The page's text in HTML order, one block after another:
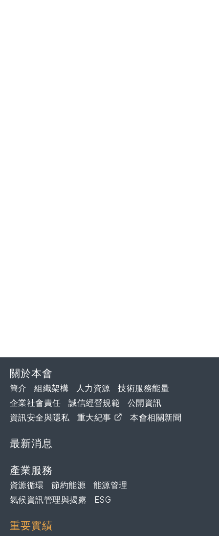
關於本會
簡介 組織架構 人力資源
技術服務能量
企業社會責任
誠信經營規範
公開資訊
資訊安全與隱私
重大紀事 本會相關新聞
最新消息
產業服務
資源循環 節約能源
能源管理
氣候資訊管理與揭露
ESG
重要實績